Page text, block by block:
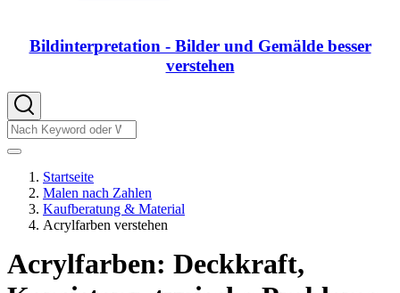
Bildinterpretation - Bilder und Gemälde besser
verstehen
Suche
Suche
Pfadnavigation
Startseite
Malen nach Zahlen
Kaufberatung & Material
Acrylfarben verstehen
Acrylfarben: Deckkraft,